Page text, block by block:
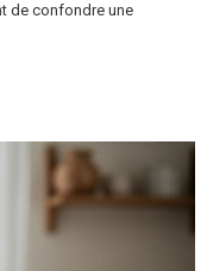
de confondre une